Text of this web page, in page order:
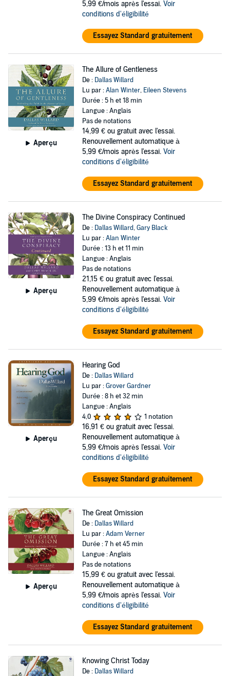
5,99 €/mois après l'essai. Voir
conditions d'éligibilité
Essayez Standard gratuitement
Aperçu
The Allure of Gentleness
De : Dallas Willard
Lu par :Alan Winter, Eileen Stevens
Durée : 5 h et 18 min
Langue : Anglais
Pas de notations
14,99 € ou gratuit avec l'essai.
Renouvellement automatique à
5,99 €/mois après l'essai. Voir
conditions d'éligibilité
Essayez Standard gratuitement
Aperçu
The Divine Conspiracy Continued
De : Dallas Willard,Gary Black
Lu par :Alan Winter
Durée : 13 h et 11 min
Langue : Anglais
Pas de notations
21,15 € ou gratuit avec l'essai.
Renouvellement automatique à
5,99 €/mois après l'essai. Voir
conditions d'éligibilité
Essayez Standard gratuitement
Aperçu
Hearing God
De : Dallas Willard
Lu par :Grover Gardner
Durée : 8 h et 32 min
Langue : Anglais
4,0
1 notation
16,91 € ou gratuit avec l'essai.
Renouvellement automatique à
5,99 €/mois après l'essai. Voir
conditions d'éligibilité
Essayez Standard gratuitement
Aperçu
The Great Omission
De : Dallas Willard
Lu par :Adam Verner
Durée : 7 h et 45 min
Langue : Anglais
Pas de notations
15,99 € ou gratuit avec l'essai.
Renouvellement automatique à
5,99 €/mois après l'essai. Voir
conditions d'éligibilité
Essayez Standard gratuitement
Knowing Christ Today
De : Dallas Willard